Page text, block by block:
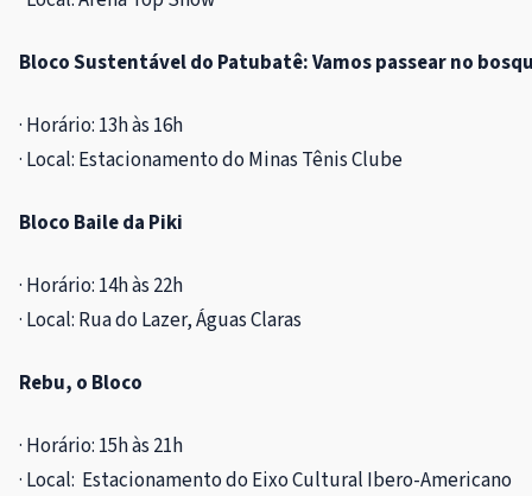
Bloco Sustentável do Patubatê: Vamos passear no
· Horário: 13h às 16h
· Local: Estacionamento do Minas Tênis
Bloco Baile da Piki
· Horário: 14h às 22h
· Local: Rua do Lazer, Águas Claras
Rebu, o Bloco
· Horário: 15h às 21h
· Local: Estacionamento do Eixo Cultural